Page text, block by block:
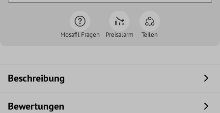
Mosafil Fragen Preisalarm Teilen
Beschreibung
Bewertungen